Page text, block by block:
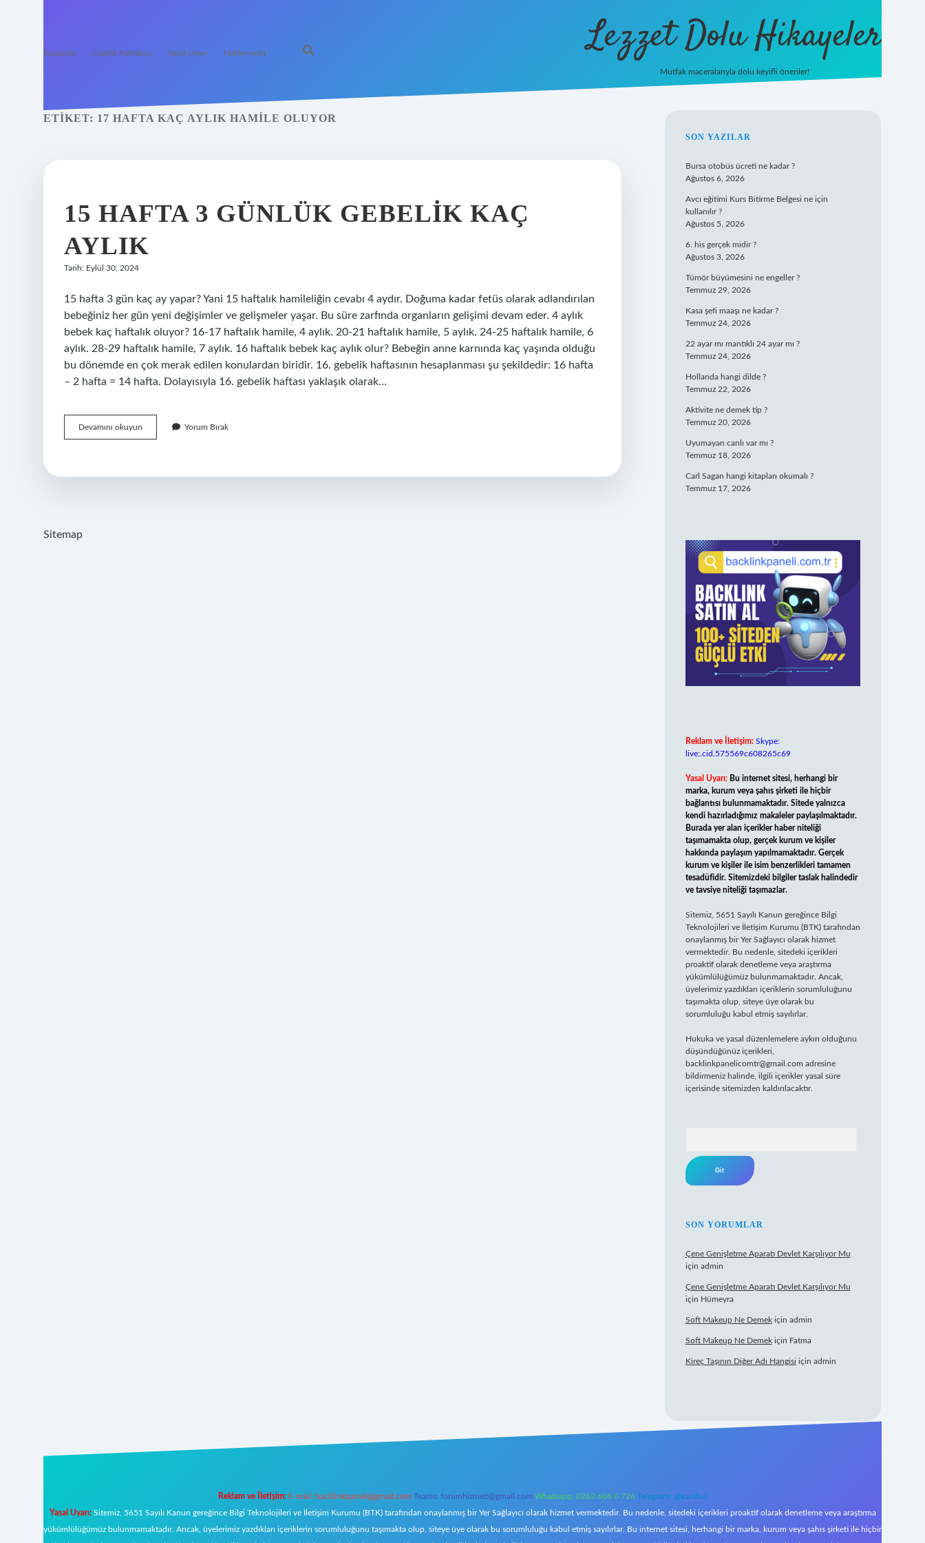
Anasayfa Gizlilik Politikası Yasal Uyarı Hakkımızda Lezzet Dolu Hikayeler
Mutfak maceralarıyla dolu keyifli öneriler!
ETIKET: 17 HAFTA KAÇ AYLIK HAMILE OLUYOR
15 HAFTA 3 GÜNLÜK GEBELIK KAÇ
AYLIK
Tarih: Eylül 30, 2024
15 hafta 3 gün kaç ay yapar? Yani 15 haftalık hamileliğin cevabı 4 aydır. Doğuma kadar fetüs olarak adlandırılan
bebeğiniz her gün yeni değişimler ve gelişmeler yaşar. Bu süre zarfında organların gelişimi devam eder. 4 aylık
bebek kaç haftalık oluyor? 16-17 haftalık hamile, 4 aylık. 20-21 haftalık hamile, 5 aylık. 24-25 haftalık hamile, 6
aylık. 28-29 haftalık hamile, 7 aylık. 16 haftalık bebek kaç aylık olur? Bebeğin anne karnında kaç yaşında olduğu
bu dönemde en çok merak edilen konulardan biridir. 16. gebelik haftasının hesaplanması şu şekildedir: 16 hafta
– 2 hafta = 14 hafta. Dolayısıyla 16. gebelik haftası yaklaşık olarak…
Devamını okuyun
Hafta
Gebelik
Yorum Bırak
Sitemap
SIDEBAR
SON YAZILAR
Bursa otobüs ücreti ne kadar ?
Ağustos 6, 2026
Avcı eğitimi Kurs Bitirme Belgesi ne için
kullanılır ?
Ağustos 5, 2026
6. his gerçek midir ?
Ağustos 3, 2026
Tümör büyümesini ne engeller ?
Temmuz 29, 2026
Kasa şefi maaşı ne kadar ?
Temmuz 24, 2026
22 ayar mı mantıklı 24 ayar mı ?
Temmuz 24, 2026
Hollanda hangi dilde ?
Temmuz 22, 2026
Aktivite ne demek tip ?
Temmuz 20, 2026
Uyumayan canlı var mı ?
Temmuz 18, 2026
Carl Sagan hangi kitapları okumalı ?
Temmuz 17, 2026
Reklam ve İletişim: Skype:
live:.cid.575569c608265c69
Yasal Uyarı: Bu internet sitesi, herhangi bir
marka, kurum veya şahıs şirketi ile hiçbir
bağlantısı bulunmamaktadır. Sitede yalnızca
kendi hazırladığımız makaleler paylaşılmaktadır.
Burada yer alan içerikler haber niteliği
taşımamakta olup, gerçek kurum ve kişiler
hakkında paylaşım yapılmamaktadır. Gerçek
kurum ve kişiler ile isim benzerlikleri tamamen
tesadüfidir. Sitemizdeki bilgiler taslak halindedir
ve tavsiye niteliği taşımazlar.
Sitemiz, 5651 Sayılı Kanun gereğince Bilgi
Teknolojileri ve İletişim Kurumu (BTK) tarafından
onaylanmış bir Yer Sağlayıcı olarak hizmet
vermektedir. Bu nedenle, sitedeki içerikleri
proaktif olarak denetleme veya araştırma
yükümlülüğümüz bulunmamaktadır. Ancak,
üyelerimiz yazdıkları içeriklerin sorumluluğunu
taşımakta olup, siteye üye olarak bu
sorumluluğu kabul etmiş sayılırlar.
Hukuka ve yasal düzenlemelere aykırı olduğunu
düşündüğünüz içerikleri,
backlinkpanelicomtr@gmail.com adresine
bildirmeniz halinde, ilgili içerikler yasal süre
içerisinde sitemizden kaldırılacaktır.
SON YORUMLAR
Çene Genişletme Aparatı Devlet Karşılıyor Mu
için admin
Çene Genişletme Aparatı Devlet Karşılıyor Mu
için Hümeyra
Soft Makeup Ne Demekiçin admin
Soft Makeup Ne Demekiçin Fatma
Kireç Taşının Diğer Adı Hangisi için admin
Reklam ve İletişim: E-mail: backlinkpaneli@gmail.com Teams: forumhizmeti@gmail.com Whatsapp: 0262 606 0 726 Telegram: @karabul
Yasal Uyarı:Sitemiz, 5651 Sayılı Kanun gereğince Bilgi Teknolojileri ve İletişim Kurumu (BTK) tarafından onaylanmış bir Yer Sağlayıcı olarak hizmet vermektedir. Bu nedenle, sitedeki içerikleri proaktif olarak denetleme veya araştırma
yükümlülüğümüz bulunmamaktadır. Ancak, üyelerimiz yazdıkları içeriklerin sorumluluğunu taşımakta olup, siteye üye olarak bu sorumluluğu kabul etmiş sayılırlar. Bu internet sitesi, herhangi bir marka, kurum veya şahıs şirketi ile hiçbir